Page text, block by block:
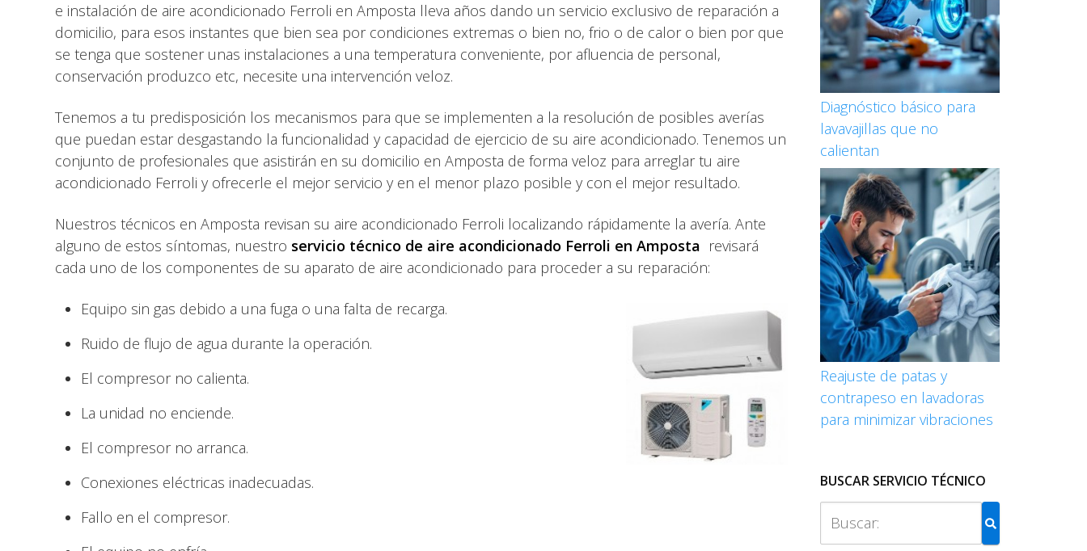
e instalación de aire acondicionado Ferroli en Amposta lleva años dando un servicio exclusivo de reparación a
domicilio, para esos instantes que bien sea por condiciones extremas o bien no, frio o de calor o bien por que
se tenga que sostener unas instalaciones a una temperatura conveniente, por afluencia de personal,
conservación produzco etc, necesite una intervención veloz.
Tenemos a tu predisposición los mecanismos para que se implementen a la resolución de posibles averías
que puedan estar desgastando la funcionalidad y capacidad de ejercicio de su aire acondicionado. Tenemos un
conjunto de profesionales que asistirán en su domicilio en Amposta de forma veloz para arreglar tu aire
acondicionado Ferroli y ofrecerle el mejor servicio y en el menor plazo posible y con el mejor resultado.
Nuestros técnicos en Amposta revisan su aire acondicionado Ferroli localizando rápidamente la avería. Ante
alguno de estos síntomas, nuestro servicio técnico de aire acondicionado Ferroli en Amposta revisará
cada uno de los componentes de su aparato de aire acondicionado para proceder a su reparación:
Equipo sin gas debido a una fuga o una falta de recarga.
Ruido de flujo de agua durante la operación.
El compresor no calienta.
La unidad no enciende.
El compresor no arranca.
Conexiones eléctricas inadecuadas.
Fallo en el compresor.
Diagnóstico básico para
lavavajillas que no
calientan
Reajuste de patas y
contrapeso en lavadoras
para minimizar vibraciones
BUSCAR SERVICIO TÉCNICO